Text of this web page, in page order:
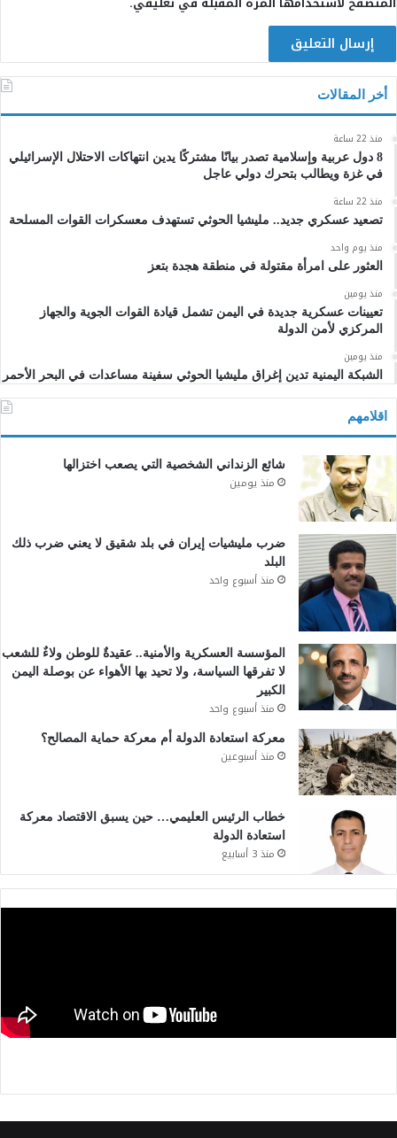
أخر المقالات
منذ 22 ساعة
8 دول عربية وإسلامية تصدر بيانًا مشتركًا يدين انتهاكات الاحتلال الإسرائيلي
في غزة ويطالب بتحرك دولي عاجل
منذ 22 ساعة
تصعيد عسكري جديد.. مليشيا الحوثي تستهدف معسكرات القوات المسلحة
منذ يوم واحد
العثور على امرأة مقتولة في منطقة هجدة بتعز
منذ يومين
تعيينات عسكرية جديدة في اليمن تشمل قيادة القوات الجوية والجهاز
المركزي لأمن الدولة
منذ يومين
الشبكة اليمنية تدين إغراق مليشيا الحوثي سفينة مساعدات في البحر الأحمر
اقلامهم
شائع الزنداني الشخصية التي يصعب اختزالها
منذ يومين
ضرب مليشيات إيران في بلد شقيق لا يعني ضرب ذلك
البلد
منذ أسبوع واحد
المؤسسة العسكرية والأمنية.. عقيدةٌ للوطن ولاءٌ للشعب
لا تفرقها السياسة، ولا تحيد بها الأهواء عن بوصلة اليمن
الكبير
منذ أسبوع واحد
معركة استعادة الدولة أم معركة حماية المصالح؟
منذ أسبوعين
خطاب الرئيس العليمي… حين يسبق الاقتصاد معركة
استعادة الدولة
منذ 3 أسابيع